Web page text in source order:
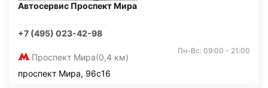
Автосервис Проспект Мира
+7 (495) 023-42-98
Проспект Мира(0,4 км)
Пн-Вс: 09:00 - 21:00
проспект Мира, 96с16